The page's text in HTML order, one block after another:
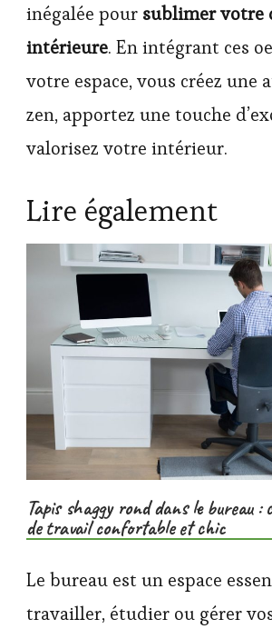
inégalée pour sublimer votre
intérieure. En intégrant ces
votre espace, vous créez une
zen, apportez une touche
valorisez votre intérieur.
Lire également
Tapis shaggy rond dans le bureau :
de travail confortable et chic
Le bureau est un espace
travailler, étudier ou gérer